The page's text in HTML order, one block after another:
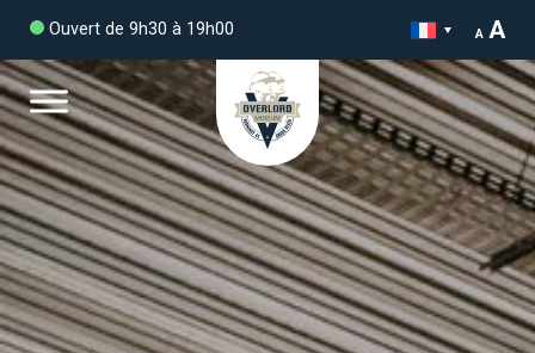
Ouvert de 9h30 à 19h00 A A